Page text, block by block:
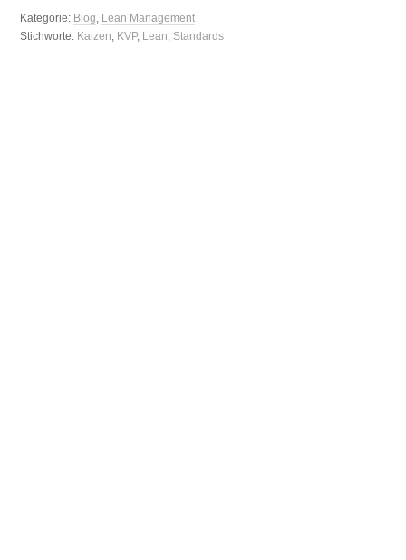
Kategorie: Blog, Lean Management
Stichworte: Kaizen, KVP, Lean, Standards